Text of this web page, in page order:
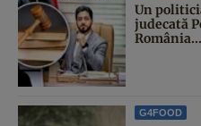
Un
judecată
România...
G4FOOD